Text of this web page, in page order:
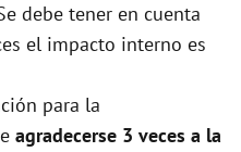
debe tener en cuenta
el impacto interno es
para la
agradecerse 3 veces a la